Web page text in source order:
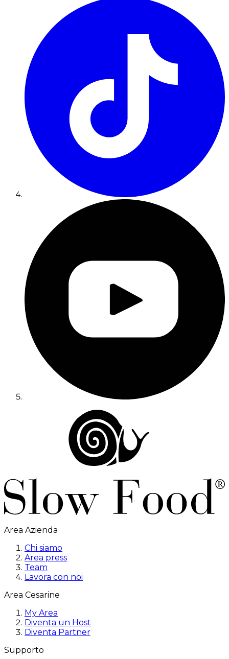
Area Azienda
Chi siamo
Area press
Team
Lavora con noi
Area Cesarine
My Area
Diventa un Host
Diventa Partner
Supporto